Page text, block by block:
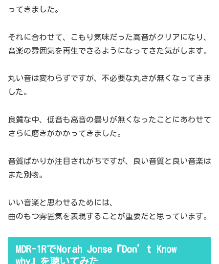
ってきました。
それに合わせて、こもり気味だった高音がクリアになり、
音楽の雰囲気を再生できるようになってきた気がします。
丸い音は変わらずですが、不必要な丸さが無くなってきま
した。
良質な中、低音も高音の曇りが無くなったことにあわせて
さらに磨きがかかってきました。
音質ばかりが注目されがちですが、良い音質と良い音楽は
また別物。
いい音楽と思わせるためには、
曲のもつ雰囲気を表現することが重要だと思っています。
MDR-1RでNorah Jonse『Don’t Know
why』を聴いてみた